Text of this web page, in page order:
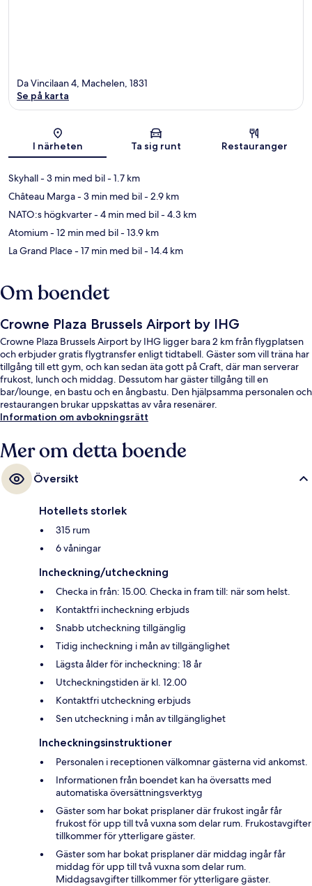
Karta
Da Vincilaan 4, Machelen, 1831
Se på karta
I närheten Ta sig runt Restauranger
Skyhall- 3 min med bil- 1.7 km
Château Marga- 3 min med bil- 2.9 km
NATO:s högkvarter- 4 min med bil- 4.3 km
Atomium- 12 min med bil- 13.9 km
La Grand Place- 17 min med bil- 14.4 km
Om boendet
Crowne Plaza Brussels Airport by IHG
Crowne Plaza Brussels Airport by IHG ligger bara 2 km från flygplatsen
och erbjuder gratis flygtransfer enligt tidtabell. Gäster som vill träna har
tillgång till ett gym, och kan sedan äta gott på Craft, där man serverar
frukost, lunch och middag. Dessutom har gäster tillgång till en
bar/lounge, en bastu och en ångbastu. Den hjälpsamma personalen och
restaurangen brukar uppskattas av våra resenärer.
Information om avbokningsrätt
Mer om detta boende
Översikt
Hotellets storlek
315 rum
6 våningar
Incheckning/utcheckning
Checka in från: 15.00. Checka in fram till: när som helst.
Kontaktfri incheckning erbjuds
Snabb utcheckning tillgänglig
Tidig incheckning i mån av tillgänglighet
Lägsta ålder för incheckning: 18 år
Utcheckningstiden är kl. 12.00
Kontaktfri utcheckning erbjuds
Sen utcheckning i mån av tillgänglighet
Incheckningsinstruktioner
Personalen i receptionen välkomnar gästerna vid ankomst.
Informationen från boendet kan ha översatts med
automatiska översättningsverktyg
Gäster som har bokat prisplaner där frukost ingår får
frukost för upp till två vuxna som delar rum. Frukostavgifter
tillkommer för ytterligare gäster.
Gäster som har bokat prisplaner där middag ingår får
middag för upp till två vuxna som delar rum.
Middagsavgifter tillkommer för ytterligare gäster.